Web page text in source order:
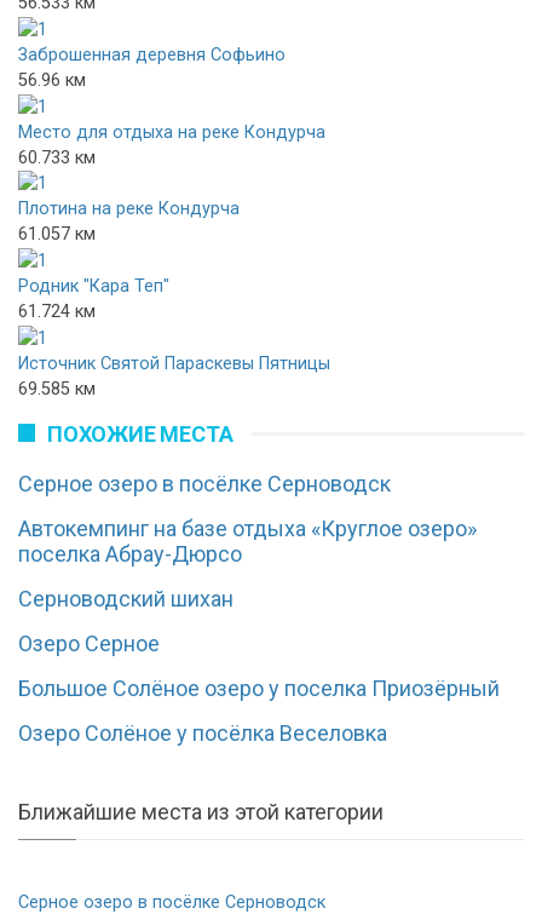
Заброшенная деревня Софьино
56.96 км
Место для отдыха на реке Кондурча
60.733 км
Плотина на реке Кондурча
61.057 км
Родник "Кара Теп"
61.724 км
Источник Святой Параскевы Пятницы
69.585 км
ПОХОЖИЕ МЕСТА
Серное озеро в посёлке Серноводск
Автокемпинг на базе отдыха «Круглое озеро»
поселка Абрау-Дюрсо
Серноводский шихан
Озеро Серное
Большое Солёное озеро у поселка Приозёрный
Озеро Солёное у посёлка Веселовка
Ближайшие места из этой категории
Серное озеро в посёлке Серноводск